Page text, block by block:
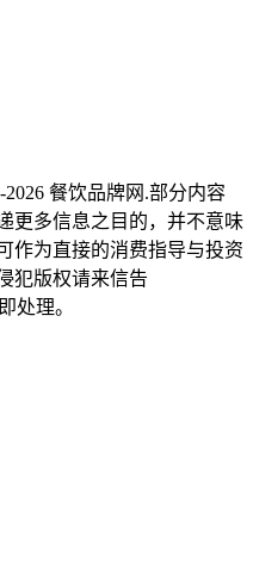
2026 餐饮品牌网 .部分内容
更多信息之目的，并不意味
作为直接的消费指导与投资
犯版权请来信告
处理。